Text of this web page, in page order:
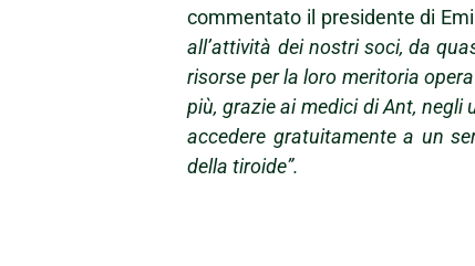
commentato il presidente di
all’attività dei nostri soci, da
risorse per la loro meritoria
più, grazie ai medici di Ant,
accedere gratuitamente a un
della tiroide”.